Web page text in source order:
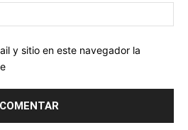
y sitio en este navegador la